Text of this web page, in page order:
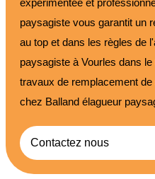
paysagiste vous garantit un
au top et dans les règles de
paysagiste à Vourles dans
travaux de remplacement
chez Balland élagueur
Contactez nous